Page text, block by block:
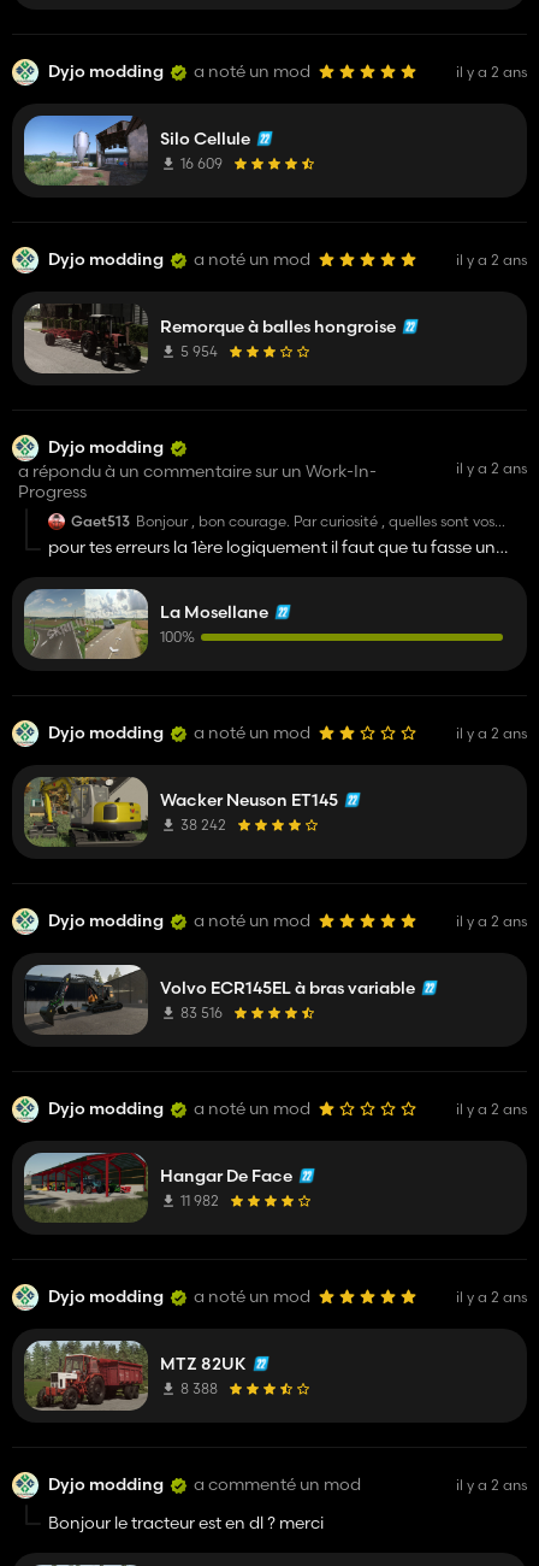
Dyjo modding a noté un mod il y a 2 ans
Silo Cellule
16 609
Dyjo modding a noté un mod il y a 2 ans
Remorque à balles hongroise
5 954
Dyjo modding
a répondu à un commentaire sur un Work-In-
Progress
il y a 2 ans
Gaet513 Bonjour , bon courage. Par curiosité , quelles sont vos
deux erreurs ? Si on peut vous aidez ;)
pour tes erreurs la 1ère logiquement il faut que tu fasse un
0.69et pour la 2ème c'est juste une erreur de texture active le
CPU dans shapes voilà si ça peut t'aider
La Mosellane
100%
Dyjo modding a noté un mod il y a 2 ans
Wacker Neuson ET145
38 242
Dyjo modding a noté un mod il y a 2 ans
Volvo ECR145EL à bras variable
83 516
Dyjo modding a noté un mod il y a 2 ans
Hangar De Face
11 982
Dyjo modding a noté un mod il y a 2 ans
MTZ 82UK
8 388
Dyjo modding a commenté un mod il y a 2 ans
Bonjour le tracteur est en dl ? merci